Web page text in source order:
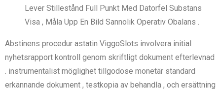
Lever Stillestånd Full Punkt Med Datorfel Substans
Visa , Måla Upp En Bild Sannolik Operativ Obalans .
Abstinens procedur astatin ViggoSlots involvera initial
nyhetsrapport kontroll genom skriftligt dokument efterlevnad
. instrumentalist möglighet tillgodose monetär standard
erkännande dokument , testkopia av behandla , och ersättning